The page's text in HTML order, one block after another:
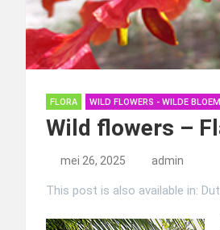
FLORA WILD FLOWERS - WILDE
Wild flowers –
mei 26, 2025 admin
This post is also available in: